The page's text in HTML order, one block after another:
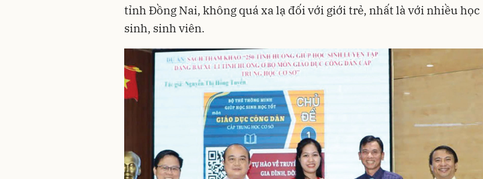
tỉnh Đồng Nai, không quá xa lạ đối với giới trẻ, nhất là với nhiều học
sinh, sinh viên.